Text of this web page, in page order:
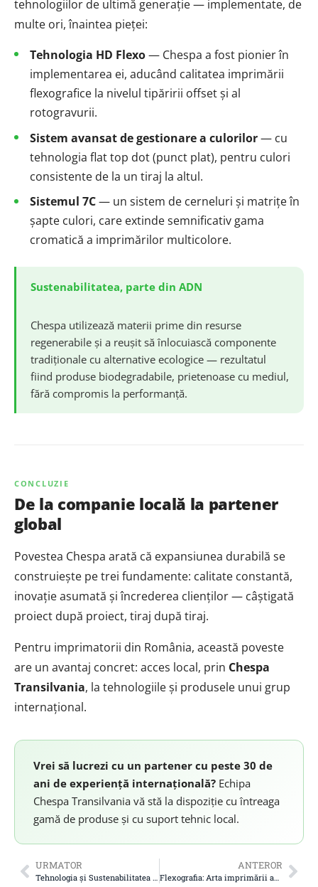
tehnologiilor de ultimă generație — implementate, de
multe ori, înaintea pieței:
Tehnologia HD Flexo— Chespa a fost pionier în
implementarea ei, aducând calitatea imprimării
flexografice la nivelul tipăririi offset și al
rotogravurii.
Sistem avansat de gestionare a culorilor— cu
tehnologia flat top dot (punct plat), pentru culori
consistente de la un tiraj la altul.
Sistemul 7C— un sistem de cerneluri și matrițe în
șapte culori, care extinde semnificativ gama
cromatică a imprimărilor multicolore.
Sustenabilitatea, parte din ADN
Chespa utilizează materii prime din resurse
regenerabile și a reușit să înlocuiască componente
tradiționale cu alternative ecologice — rezultatul
fiind produse biodegradabile, prietenoase cu mediul,
fără compromis la performanță.
CONCLUZIE
De la companie locală la partener
global
Povestea Chespa arată că expansiunea durabilă se
construiește pe trei fundamente: calitate constantă,
inovație asumată și încrederea clienților — câștigată
proiect după proiect, tiraj după tiraj.
Pentru imprimatorii din România, această poveste
are un avantaj concret: acces local, prin Chespa
Transilvania, la tehnologiile și produsele unui grup
internațional.
Vrei să lucrezi cu un partener cu peste 30 de
ani de experiență internațională?Echipa
Chespa Transilvania vă stă la dispoziție cu întreaga
gamă de produse și cu suport tehnic local.
URMATOR
Tehnologia și Sustenabilitatea în industria imprimarii ambalajelor: Cazul Grupului CHESPA
ANTEROR
Flexografia: Arta imprimării ambalajelor